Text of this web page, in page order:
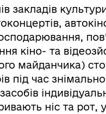
закладів
кіно- та
майданчика)
під час
ніс та рот,